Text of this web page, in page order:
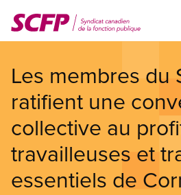
au
contenu
Les membres du
ratifient une
collective au
travailleuses et
essentiels de